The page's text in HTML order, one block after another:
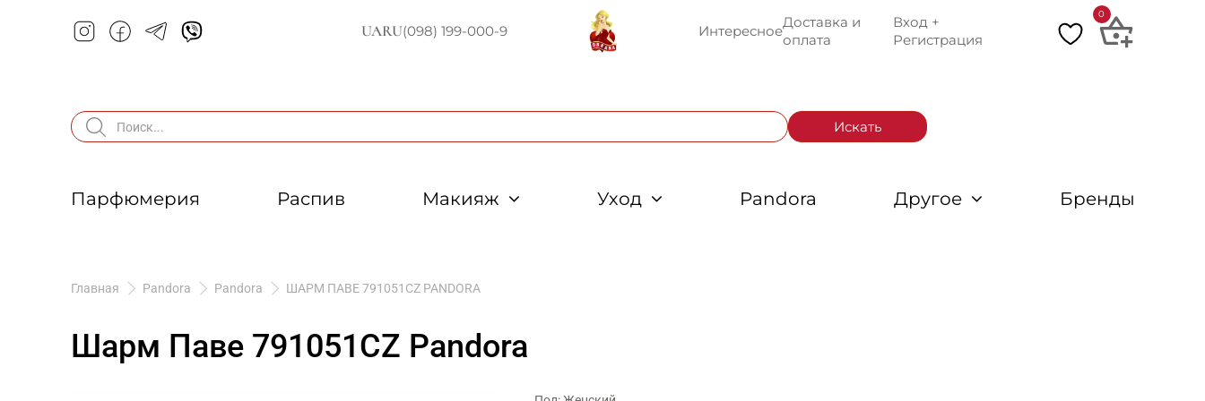
UARU(098) 199-000-9 Интересное
Доставка и
оплата
Вход +
Регистрация
0
Искать
Парфюмерия Распив Макияж Уход Pandora Другое Бренды
Главная Pandora Pandora ШАРМ ПАВЕ 791051CZ PANDORA
Шарм Паве 791051CZ Pandora